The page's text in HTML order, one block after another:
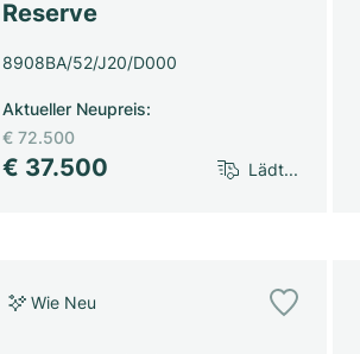
Reserve
8908BA/52/J20/D000
€ 37.500
Aktueller Neupreis:
€ 72.500
Lädt...
Wie Neu